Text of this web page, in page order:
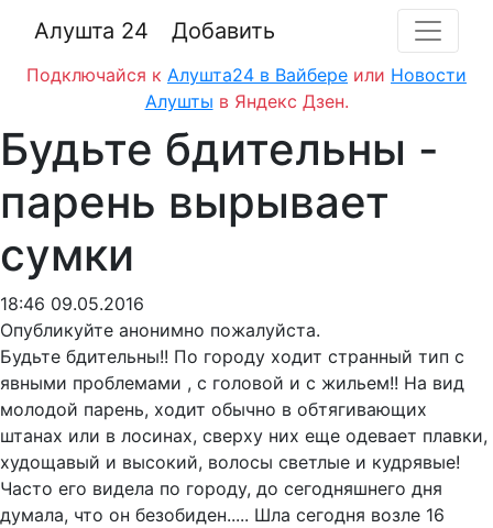
Алушта 24 Добавить
Подключайся к Алушта24 в Вайбере или Новости
Алушты в Яндекс Дзен.
Будьте бдительны -
парень вырывает
сумки
18:46 09.05.2016
Опубликуйте анонимно пожалуйста.
Будьте бдительны!! По городу ходит странный тип с
явными проблемами , с головой и с жильем!! На вид
молодой парень, ходит обычно в обтягивающих
штанах или в лосинах, сверху них еще одевает плавки,
худощавый и высокий, волосы светлые и кудрявые!
Часто его видела по городу, до сегодняшнего дня
думала, что он безобиден..... Шла сегодня возле 16